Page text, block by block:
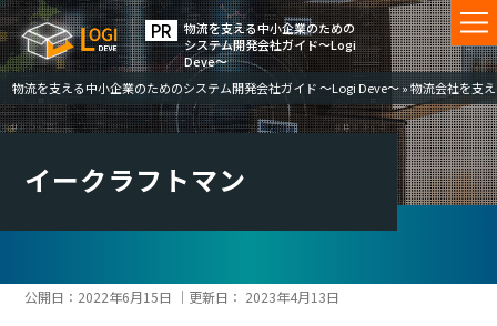
物流を⽀える中⼩企業のための
システム開発会社ガイド〜Logi
Deve〜
物流を支える中小企業のためのシステム開発会社ガイド ～Logi Deve～»物流会社を支
イークラフトマン
公開日： 2022年6月15日 ｜更新日： 2023年4月13日